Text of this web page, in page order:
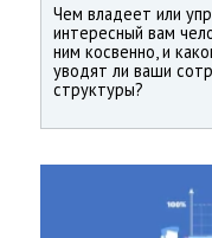
Чем владеет или
интересный вам
ним косвенно, и
уводят ли ваши
структуры?